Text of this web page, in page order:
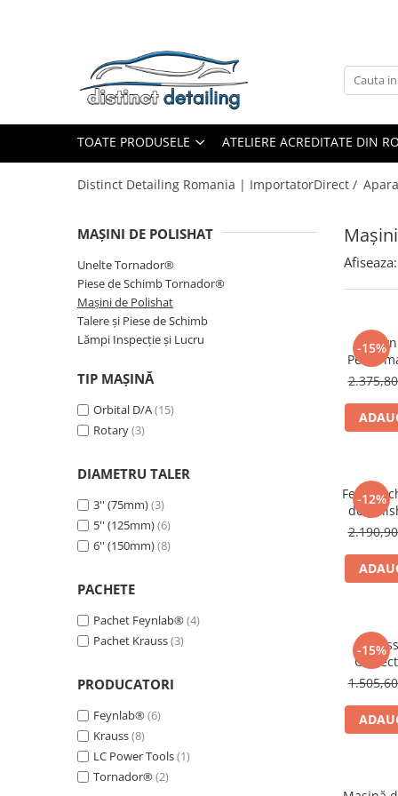
Toate Produsele
Aparate şi Unelte
Piese de Schimb Tornador®
Lămpi Inspecţie şi Lucru
Pre-Spălare şi Spălare
Decontaminare
Jante şi Anvelope
Sticlă / Geamuri
Tratament Plastice
Maşini de Polishat
Paste Polish
Paste Polish Gama Marină
Pad-uri Polish
Pregătire Suprafeţe
Sealant şi Quick Detailer
Ceară Auto
TOATE PRODUSELE ATELIERE ACREDITATE DIN
Distinct Detailing Romania | ImportatorDirect /
MAŞINI DE POLISHAT
Unelte Tornador®
Piese de Schimb Tornador®
Maşini de Polishat
Talere şi Piese de Schimb
Lămpi Inspecţie şi Lucru
TIP MAŞINĂ
Orbital D/A(15)
Rotary(3)
DIAMETRU TALER
3'' (75mm)(3)
5'' (125mm)(6)
6'' (150mm)(8)
PACHETE
Pachet Feynlab®(4)
Pachet Krauss(3)
PRODUCATORI
Feynlab®(6)
Krauss(8)
LC Power Tools(1)
Tornador®(2)
Afiseaza:
-15%
A50
-12%
de
-15%